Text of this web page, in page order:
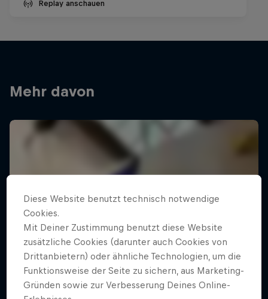
Replay anschauen
Mehr davon
Diese Website benutzt technisch notwendige
Cookies.
Mit Deiner Zustimmung benutzt diese Website
zusätzliche Cookies (darunter auch Cookies von
Drittanbietern) oder ähnliche Technologien, um die
Funktionsweise der Seite zu sichern, aus Marketing-
Gründen sowie zur Verbesserung Deines Online-